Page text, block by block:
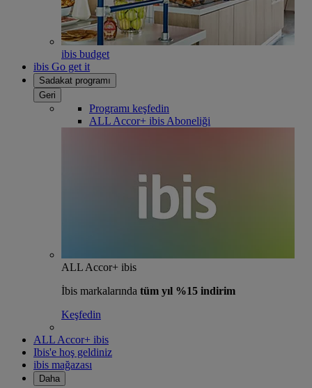
ibis budget
ibis Go get it
Sadakat programı
Geri
Programı keşfedin
ALL Accor+ ibis Aboneliği
ALL Accor+ ibis
İbis markalarında tüm yıl %15 indirim
Keşfedin
ALL Accor+ ibis
Ibis'e hoş geldiniz
ibis mağazası
Daha